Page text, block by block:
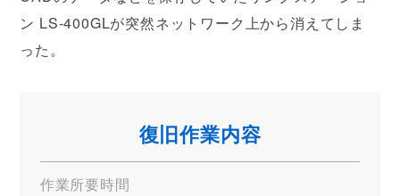
ン LS-400GLが突然ネットワーク上から消えてしま
った。
復旧作業内容
作業所要時間